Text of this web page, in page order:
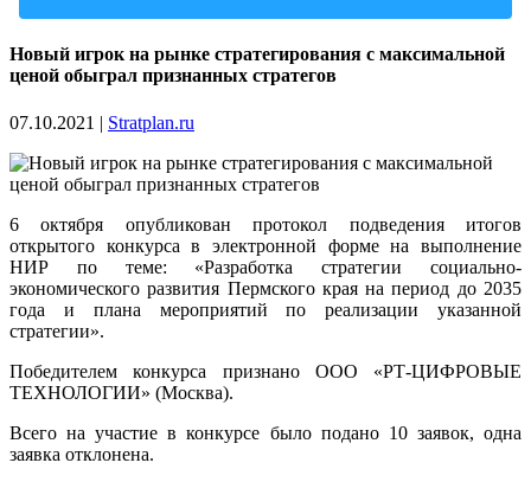
Новый игрок на рынке стратегирования с максимальной
ценой обыграл признанных стратегов
07.10.2021 | Stratplan.ru
6 октября опубликован протокол подведения итогов
открытого конкурса в электронной форме на выполнение
НИР по теме: «Разработкастратегии социально-
экономического развития Пермского края на период до 2035
года и плана мероприятий по реализации указанной
стратегии».
Победителем конкурса признано ООО «РТ-ЦИФРОВЫЕ
ТЕХНОЛОГИИ» (Москва).
Всего на участие в конкурсе было подано 10 заявок, одна
заявка отклонена.